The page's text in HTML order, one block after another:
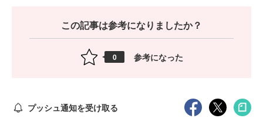
この記事は参考になりましたか？
0 参考になった
プッシュ通知を受け取る